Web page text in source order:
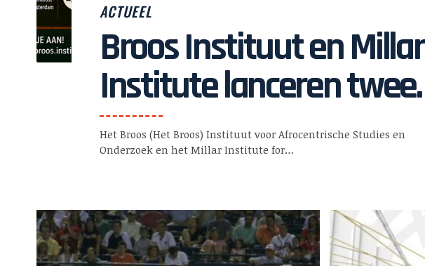
ACTUEEL
Broos Instituut en Millar
Institute lanceren twee
gecertificeerde
Afrocentrische
opleidingen in
Amsterdam
Het Broos (Het Broos) Instituut voor Afrocentrische Studies en
Onderzoek en het Millar Institute for…